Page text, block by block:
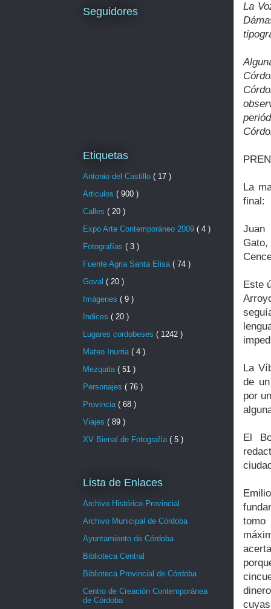
La
La
final:
Juan
Este
La
de
por
El
Seguidores
Etiquetas
Antonio del Castillo ( 17 )
Articulos ( 900 )
Calles ( 20 )
Expo Arte Contemporáneo 2009 ( 4 )
Fotografías ( 3 )
Fuente Agria Santa Elisa ( 74 )
Goval ( 20 )
Imágenes ( 9 )
Indices ( 20 )
Lugares cordobeses ( 1242 )
Mateo Inurria ( 4 )
Mezquita ( 51 )
Personajes ( 76 )
Provincia ( 68 )
Viajes ( 89 )
XV Bienal de Fotografía ( 5 )
Lista de Enlaces
Archivo Histórico Provincial
Archivo Municipal de Córdoba
Ayuntamiento de Córdoba
Biblioteca Central
Biblioteca Provincial de Córdoba
Centro de Creación Contemporánea
de Córdoba